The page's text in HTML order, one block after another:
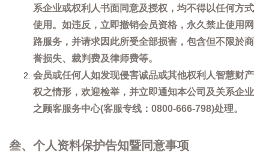
系企业或权利人书面同意及授权，均不得以任何方式
使用。如违反，立即撤销会员资格，永久禁止使用网
路服务，并请求因此所受全部损害，包含但不限於商
誉损失、裁判费及律师费等。
会员或任何人如发现侵害诚品或其他权利人智慧财产
权之情形，欢迎检举，并立即通知本公司及关系企业
之顾客服务中心(客服专线：0800-666-798)处理。
叁、个人资料保护告知暨同意事项